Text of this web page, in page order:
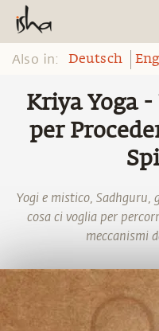
Also in: Deutsch
Kriya Yoga
per
Yogi e mistico, Sadhguru,
cosa ci voglia per
meccanismi